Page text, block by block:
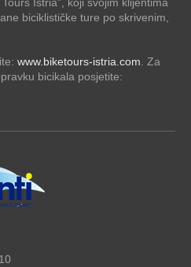
biciklističke ture po skrivenim,
www.biketours-istria.com . Za
bicikala posjetite: